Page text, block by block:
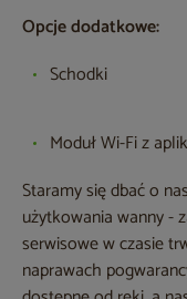
Opcje dodatkowe:
Schodki
Moduł Wi-Fi z
Staramy się dbać o
użytkowania wanny -
serwisowe w czasie
naprawach